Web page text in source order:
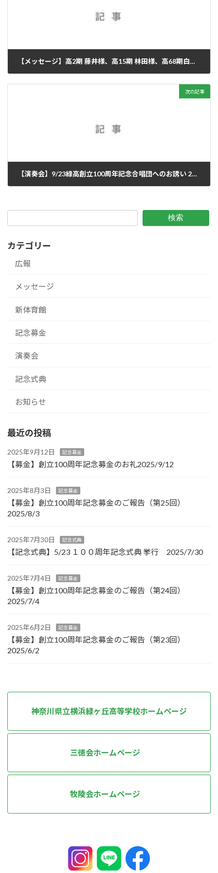
【メッセージ】高2期 藤井様、高15期 林田様、高68期白瀬様よりメッセージをいただきました 2024/2/16
次の記事
【演奏会】9/23緑⾼創⽴100周年記念合唱団へのお誘い 2024/3/20
検索
カテゴリー
広報
メッセージ
新体育館
記念募金
演奏会
記念式典
お知らせ
最近の投稿
2025年9月12日 記念募金
【募金】創立100周年記念募金のお礼2025/9/12
2025年8月3日 記念募金
【募金】創立100周年記念募金のご報告（第25回）
2025/8/3
2025年7月30日 記念式典
【記念式典】5/23 １００周年記念式典 挙行 2025/7/30
2025年7月4日 記念募金
【募金】創立100周年記念募金のご報告（第24回）
2025/7/4
2025年6月2日 記念募金
【募金】創立100周年記念募金のご報告（第23回）
2025/6/2
神奈川県立横浜緑ヶ丘高等学校ホームページ
三徳会ホームページ
牧陵会ホームページ